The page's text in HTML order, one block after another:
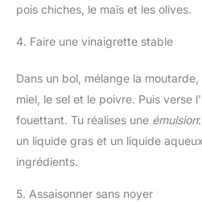
pois chiches, le maïs et les olives.
4. Faire une vinaigrette stable
Dans un bol, mélange la
miel, le sel et le poivre. Puis verse
fouettant. Tu réalises une émulsion
un liquide gras et un liquide
ingrédients.
5. Assaisonner sans noyer